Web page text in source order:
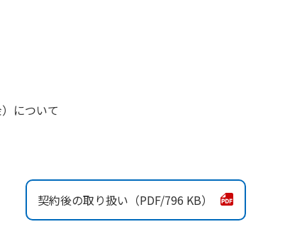
について
契約後の取り扱い 796 KB